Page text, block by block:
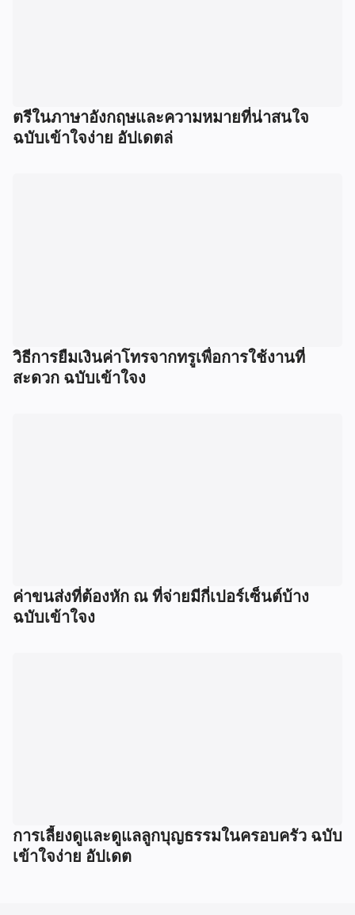
ตรีในภาษาอังกฤษและความหมายที่น่าสนใจ
ฉบับเข้าใจง่าย อัปเดตล่
วิธีการยืมเงินค่าโทรจากทรูเพื่อการใช้งานที่
สะดวก ฉบับเข้าใจง
ค่าขนส่งที่ต้องหัก ณ ที่จ่ายมีกี่เปอร์เซ็นต์บ้าง
ฉบับเข้าใจง
การเลี้ยงดูและดูแลลูกบุญธรรมในครอบครัว ฉบับ
เข้าใจง่าย อัปเดต